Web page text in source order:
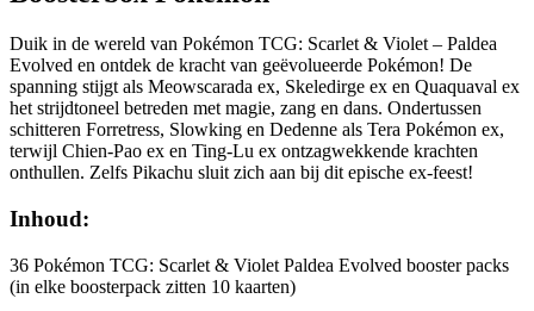
Duik in de wereld van Pokémon TCG: Scarlet & Violet – Paldea
Evolved en ontdek de kracht van geëvolueerde Pokémon! De
spanning stijgt als Meowscarada ex, Skeledirge ex en Quaquaval ex
het strijdtoneel betreden met magie, zang en dans. Ondertussen
schitteren Forretress, Slowking en Dedenne als Tera Pokémon ex,
terwijl Chien-Pao ex en Ting-Lu ex ontzagwekkende krachten
onthullen. Zelfs Pikachu sluit zich aan bij dit epische ex-feest!
Inhoud:
36 Pokémon TCG: Scarlet & Violet Paldea Evolved booster packs
(in elke boosterpack zitten 10 kaarten)